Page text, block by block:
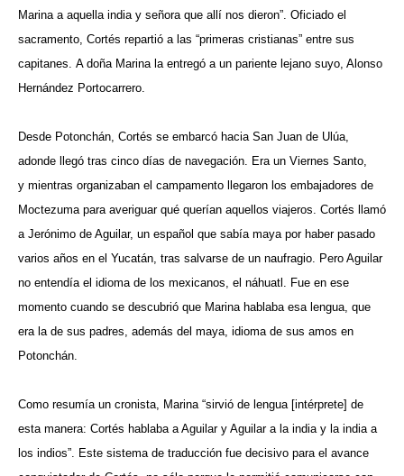
Marina a aquella india y señora que allí nos dieron”. Oficiado el
sacramento, Cortés repartió a las “primeras cristianas” entre sus
capitanes. A doña Marina la entregó a un pariente lejano suyo, Alonso
Hernández Portocarrero.
Desde Potonchán, Cortés se embarcó hacia San Juan de Ulúa,
adonde llegó tras cinco días de navegación. Era un Viernes Santo,
y mientras organizaban el campamento llegaron los embajadores de
Moctezuma para averiguar qué querían aquellos viajeros. Cortés llamó
a Jerónimo de Aguilar, un español que sabía maya por haber pasado
varios años en el Yucatán, tras salvarse de un naufragio. Pero Aguilar
no entendía el idioma de los mexicanos, el náhuatl. Fue en ese
momento cuando se descubrió que Marina hablaba esa lengua, que
era la de sus padres, además del maya, idioma de sus amos en
Potonchán.
Como resumía un cronista, Marina “sirvió de lengua [intérprete] de
esta manera: Cortés hablaba a Aguilar y Aguilar a la india y la india a
los indios”. Este sistema de traducción fue decisivo para el avance